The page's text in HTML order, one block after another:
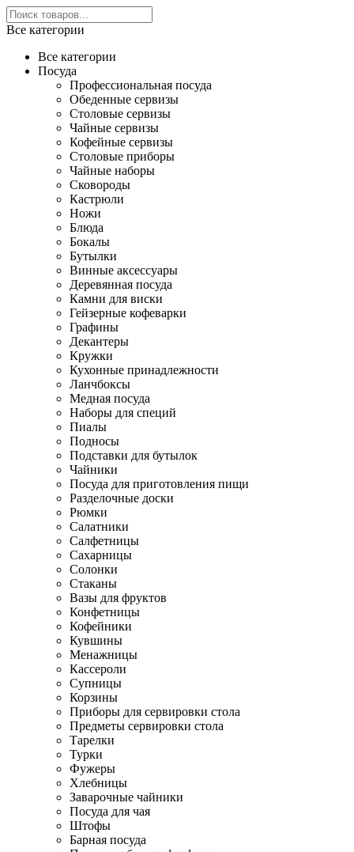
Все категории
Все категории
Посуда
Профессиональная посуда
Обеденные сервизы
Столовые сервизы
Чайные сервизы
Кофейные сервизы
Столовые приборы
Чайные наборы
Сковороды
Кастрюли
Ножи
Блюда
Бокалы
Бутылки
Винные аксессуары
Деревянная посуда
Камни для виски
Гейзерные кофеварки
Графины
Декантеры
Кружки
Кухонные принадлежности
Ланчбоксы
Медная посуда
Наборы для специй
Пиалы
Подносы
Подставки для бутылок
Чайники
Посуда для приготовления пищи
Разделочные доски
Рюмки
Салатники
Салфетницы
Сахарницы
Солонки
Стаканы
Вазы для фруктов
Конфетницы
Кофейники
Кувшины
Менажницы
Кассероли
Супницы
Корзины
Приборы для сервировки стола
Предметы сервировки стола
Тарелки
Турки
Фужеры
Хлебницы
Заварочные чайники
Посуда для чая
Штофы
Барная посуда